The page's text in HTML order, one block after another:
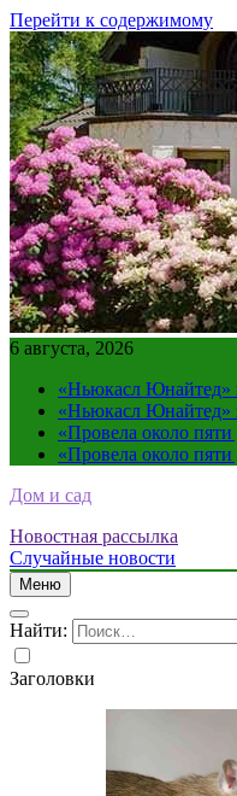
Перейти к содержимому
6 августа, 2026
«Ньюкасл Юнайтед»
«Ньюкасл Юнайтед»
«Провела около
«Провела около
Дом и сад
Новостная рассылка
Случайные новости
Меню
Найти:
Заголовки